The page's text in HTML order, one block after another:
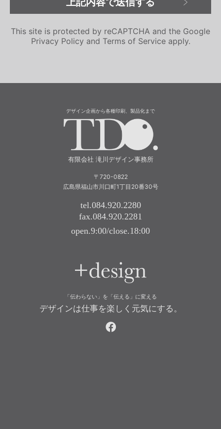
This site is protected by reCAPTCHA and the Google
Privacy Policy and Terms of Serviceapply.
デザイン企画から各種印刷、製品化まで
有限会社 滝川デザイン事務所
〒720-0822
広島県福山市川口町1丁目20番30号
tel.084.920.2280
fax.084.920.2281
open.9:00/close.18:00
「伝わらない」を「伝える」に変える
デザインは仕事を楽しく元気にする。
facebook